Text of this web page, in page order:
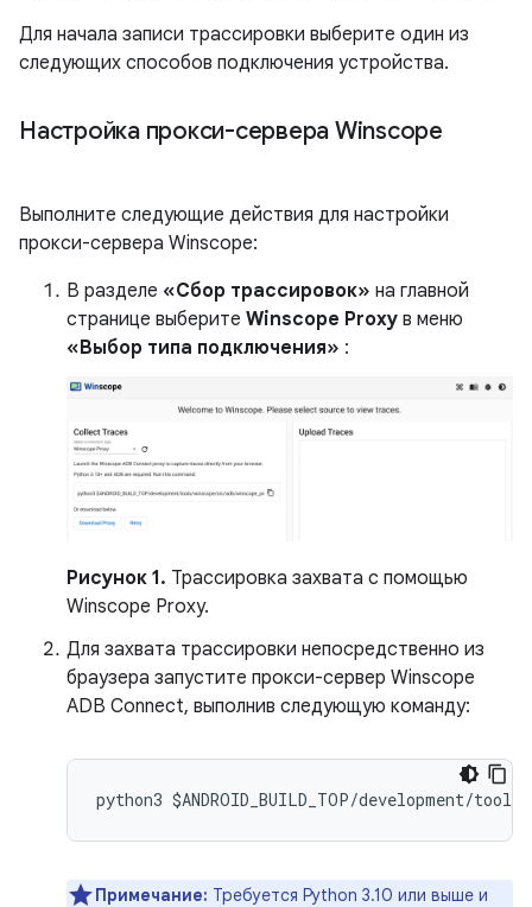
Для начала записи трассировки выберите один из
следующих способов подключения устройства.
Настройка прокси-сервера Winscope
Выполните следующие действия для настройки
прокси-сервера Winscope:
В разделе «Сбор трассировок» на главной
странице выберите Winscope Proxy в меню
«Выбор типа подключения» :
Рисунок 1. Трассировка захвата с помощью
Winscope Proxy.
Для захвата трассировки непосредственно из
браузера запустите прокси-сервер Winscope
ADB Connect, выполнив следующую команду:
python3 $ANDROID_BUILD_TOP/development/tools
Примечание: Требуется Python 3.10 или выше и